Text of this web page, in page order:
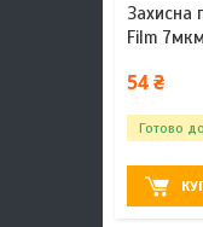
Захисна
Film
54 ₴
Готово